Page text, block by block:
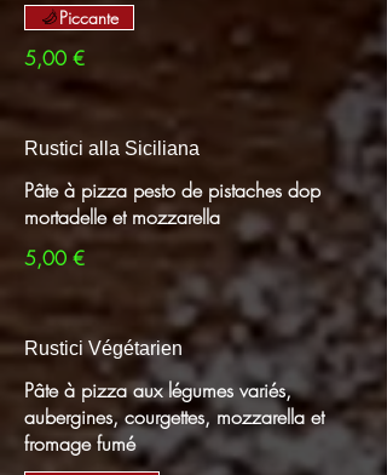
5,00 €
Piccante
Rustici alla Siciliana
Pâte à pizza pesto de pistaches dop
mortadelle et mozzarella
5,00 €
Rustici Végétarien
Pâte à pizza aux légumes variés,
aubergines, courgettes, mozzarella et
fromage fumé